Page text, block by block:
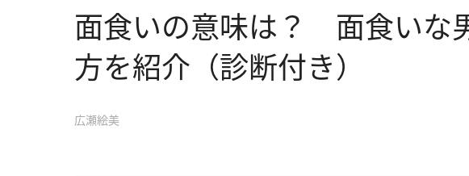
面食いの意味は？ 面食いな
方を紹介（診断付き）
広瀬絵美